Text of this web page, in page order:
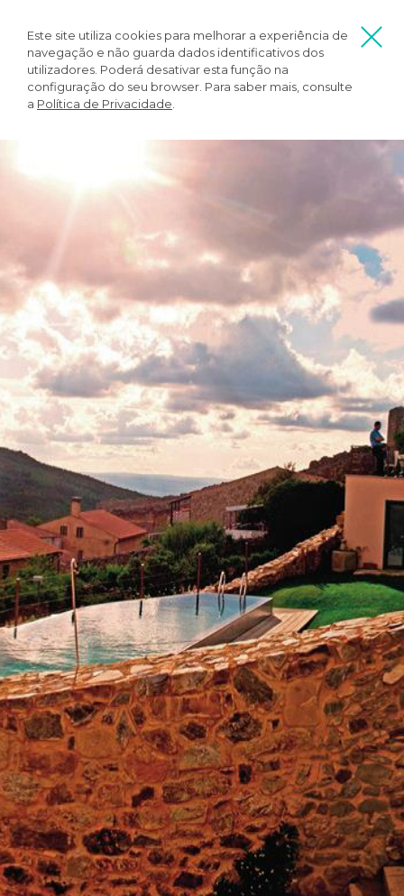
Este site utiliza cookies para melhorar a experiência de
navegação e não guarda dados identificativos dos
utilizadores. Poderá desativar esta função na
configuração do seu browser. Para saber mais, consulte
a Política de Privacidade